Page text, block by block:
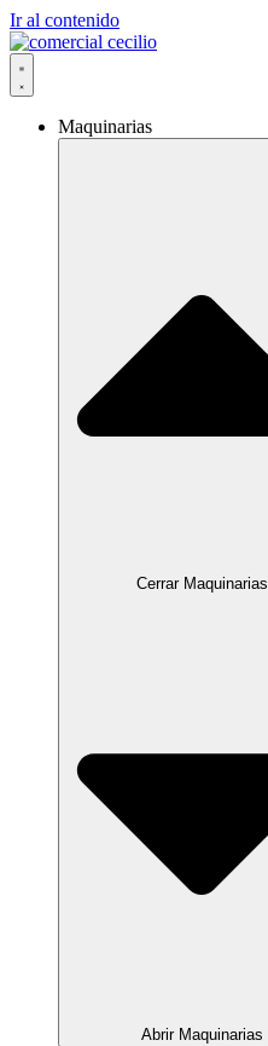
Ir al contenido
Maquinarias
Cerrar Maquinarias
Abrir Maquinarias